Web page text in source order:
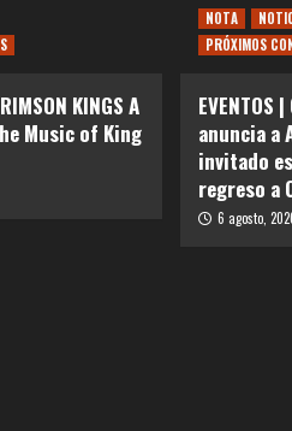
KINGS A
Music of King
NOTA
PRÓXIMOS
anuncia a
invitado
regreso a
6 agosto,